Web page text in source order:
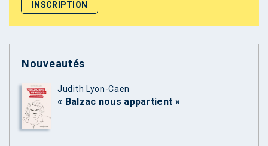
Nouveautés
Judith Lyon-Caen
« Balzac nous appartient »